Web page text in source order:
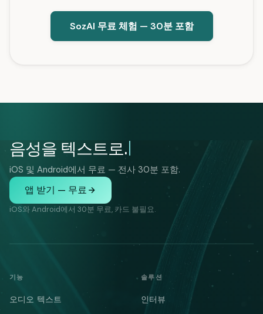
SozAI 무료 체험 — 30분 포함
음성을 텍스트로.
iOS 및 Android에서 무료 — 전사 30분 포함.
앱 받기 — 무료
iOS와 Android에서 30분 무료, 카드 불필요.
기능
오디오 텍스트
솔루션
인터뷰